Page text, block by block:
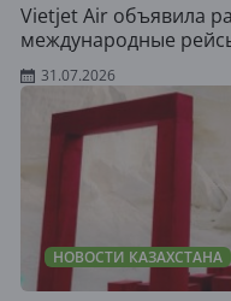
Vietjet Air объявила
международные
31.07.2026
НОВОСТИ КАЗАХСТАНА